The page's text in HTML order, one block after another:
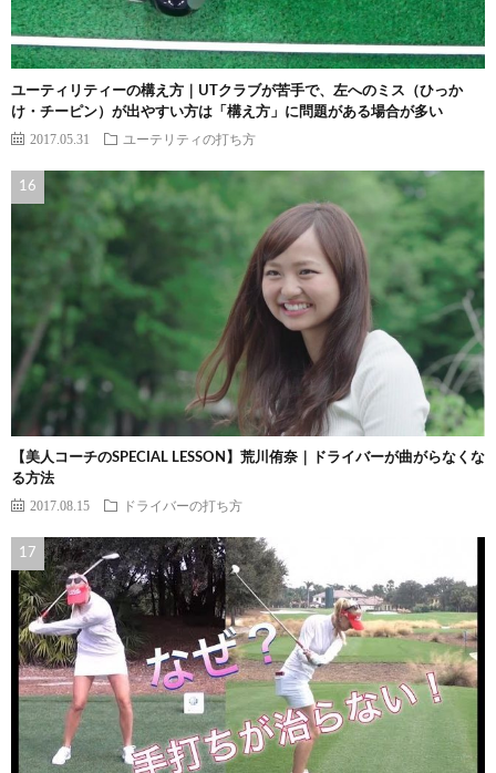
ユーティリティーの構え方｜UTクラブが苦手で、左へのミス（ひっか
け・チーピン）が出やすい方は「構え方」に問題がある場合が多い
2017.05.31 ユーテリティの打ち方
【美人コーチのSPECIAL LESSON】荒川侑奈｜ドライバーが曲がらなくな
る方法
2017.08.15 ドライバーの打ち方